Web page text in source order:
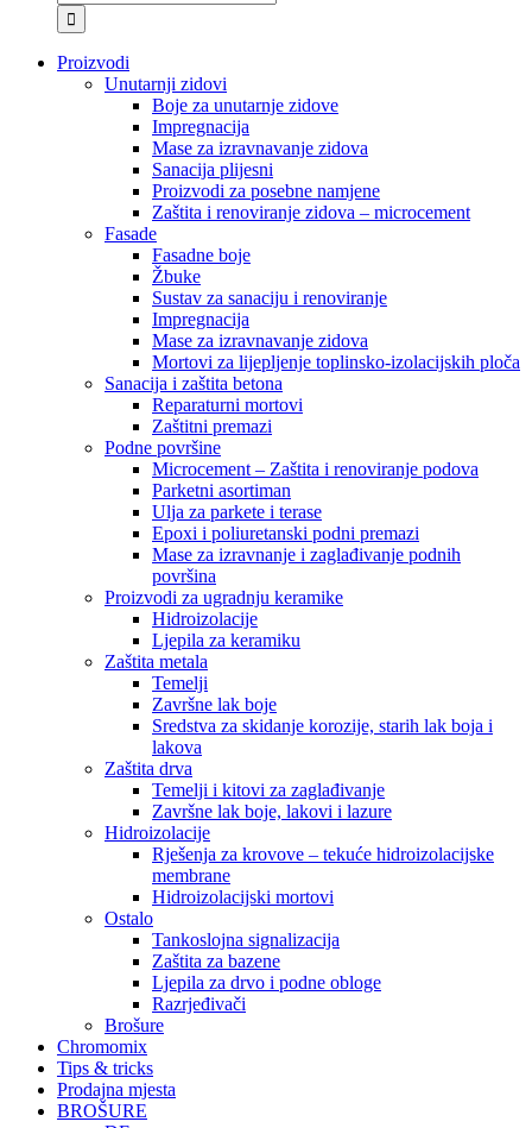
Proizvodi
Unutarnji zidovi
Boje za unutarnje zidove
Impregnacija
Mase za izravnavanje zidova
Sanacija plijesni
Proizvodi za posebne namjene
Zaštita i renoviranje zidova – microcement
Fasade
Fasadne boje
Žbuke
Sustav za sanaciju i renoviranje
Impregnacija
Mase za izravnavanje zidova
Mortovi za lijepljenje toplinsko-izolacijskih ploča
Sanacija i zaštita betona
Reparaturni mortovi
Zaštitni premazi
Podne površine
Microcement – Zaštita i renoviranje podova
Parketni asortiman
Ulja za parkete i terase
Epoxi i poliuretanski podni premazi
Mase za izravnanje i zaglađivanje podnih
površina
Proizvodi za ugradnju keramike
Hidroizolacije
Ljepila za keramiku
Zaštita metala
Temelji
Završne lak boje
Sredstva za skidanje korozije, starih lak boja i
lakova
Zaštita drva
Temelji i kitovi za zaglađivanje
Završne lak boje, lakovi i lazure
Hidroizolacije
Rješenja za krovove – tekuće hidroizolacijske
membrane
Hidroizolacijski mortovi
Ostalo
Tankoslojna signalizacija
Zaštita za bazene
Ljepila za drvo i podne obloge
Razrjeđivači
Brošure
Chromomix
Tips & tricks
Prodajna mjesta
BROŠURE